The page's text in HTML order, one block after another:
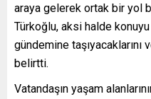
araya gelerek ortak bir yol
Türkoğlu, aksi halde
gündemine taşıyacaklarını
belirtti.
Vatandaşın yaşam